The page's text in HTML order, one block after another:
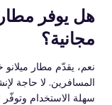
مجانية؟
المسافرين. لا حاجة
سهلة الاستخدام وتوفّر